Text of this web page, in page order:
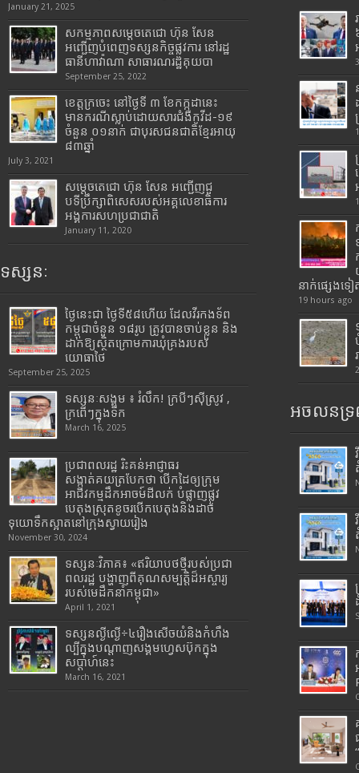
January 21, 2025
សកម្មភាពសម្តេចតេជោ ហ៊ុន សែន
អញ្ជើញបំពេញទស្សនកិច្ចផ្លូវការ នៅរដ្ឋ
ធានីហាវ៉ាណា សាធារណរដ្ឋគុយបា
September 25, 2022
ខេត្តក្រចេះ នៅថ្ងៃទី ៣ ខែកក្កដានេះ
មានករណីស្លាប់ដោយសារជំងឺកូវីដ-១៩
ចំនួន ០១នាក់ ជាបុរសជនជាតិខ្មែរអាយុ
៨៣ឆ្នាំ
July 3, 2021
សម្តេចតេជោ ហ៊ុន សែន អញ្ជើញជួ
បទីប្រឹក្សាពិសេសរបស់អគ្គលេខាធិការ
អង្គការសហប្រជាជាតិ
January 11, 2020
ទស្សនៈ
ថ្ងៃនេះជា ថ្ងៃទី៥៨ហើយ ដែលវីរកងទ័ព
កម្ពុជាចំនួន ១៨រូប ត្រូវបានចាប់ខ្លួន និង
ដាក់ឱ្យស្ថិតក្រោមការឃុំគ្រងរបស់
យោធាថៃ
September 25, 2025
ទស្សនៈសង្គម ៖ រំលឹក! ក្របីៗស៊ីស្រូវ ,
ក្រពើៗក្នុងទឹក
March 16, 2025
ប្រជាពលរដ្ឋ រិះគន់អាជ្ញាធរ
សង្កាត់គយត្របែកថា បើកដៃឲ្យក្រុម
អាជីវកម្មដឹកអាចម៍ដីលក់ បំផ្លាញផ្លូវ
បេតុងស្រុតខូចរបើកបេតុងនិងដាច់
ទុយោទឹកស្អាតនៅក្រុងស្វាយរៀង
November 30, 2024
ទស្សនៈវិភាគ៖ «ឥរិយាបថថ្មីរបស់ប្រជា
ពលរដ្ឋ បង្ហាញពីគុណសម្បត្តិដ៏អស្ចារ្យ
របស់មេដឹកនាំកម្ពុជា»
April 1, 2021
ទស្សនល្ងីល្ងើ÷៤រឿងសើចយំនិងកំហឹង
ល្បីក្នុងបណ្តាញសង្គមហ្វេសប៊ុកក្នុង
សប្តាហ៍នេះ
March 16, 2021
នាក់ផ្សេងទ
19 hours ago
អចលនទ្រ